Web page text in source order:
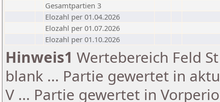
Gesamtpartien 3
Elozahl per 01.04.2026
Elozahl per 01.07.2026
Elozahl per 01.10.2026
Hinweis1 Wertebereich Feld
blank ... Partie gewertet in
V ... Partie gewertet in